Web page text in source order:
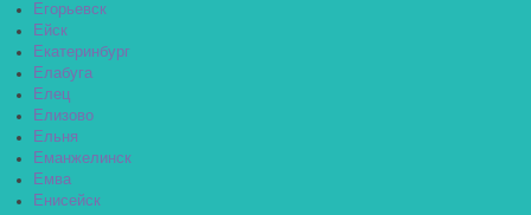
Егорьевск
Ейск
Екатеринбург
Елабуга
Елец
Елизово
Ельня
Еманжелинск
Емва
Енисейск